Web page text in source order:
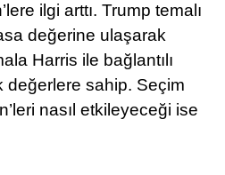
Telegram
ilgi arttı. Trump temalı
değerine ulaşarak
Harris ile bağlantılı
değerlere sahip. Seçim
nasıl etkileyeceği ise